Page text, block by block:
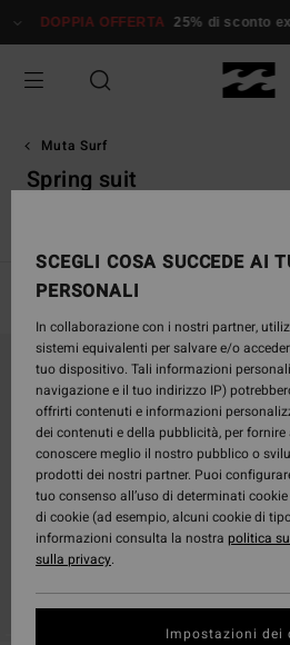
alla
griglie
prodotti
DOPPIA OFFERTA 25% di sconto
Muta Surf
Spring suit
Filtra e Ordina
criteri
ricerca
visualizza
ordine
SCEGLI COSA SUCCEDE AI
PERSONALI
In collaborazione con i nostri partner,
sistemi equivalenti per salvare e/o
tuo dispositivo. Tali informazioni
navigazione e il tuo indirizzo IP)
offrirti contenuti e informazioni
dei contenuti e della pubblicità, per
conoscere meglio il nostro pubblico o
prodotti dei nostri partner. Puoi
tuo consenso all’uso di determinati
di cookie (ad esempio, alcuni cookie di
informazioni consulta la nostra politica
sulla privacy.
Impostazioni dei